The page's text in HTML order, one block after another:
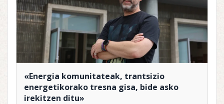
«Energia komunitateak, trantsizio
energetikorako tresna gisa, bide asko
irekitzen ditu»